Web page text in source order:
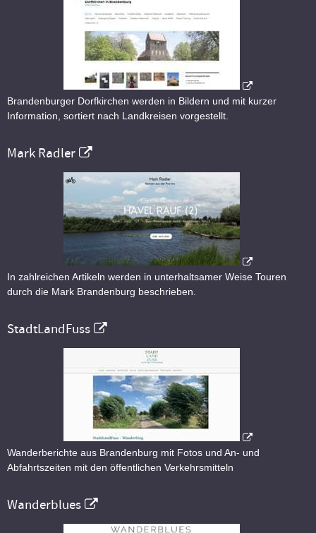
Brandenburger Dorfkirchen werden in Bildern und mit kurzer
Information, sortiert nach Landkreisen vorgestellt.
Mark Radler
In zahlreichen Artikeln werden in unterhaltsamer Weise Touren
durch die Mark Brandenburg beschrieben.
StadtLandFuss
Wanderberichte aus Brandenburg mit Fotos und An- und
Abfahrtszeiten mit den öffentlichen Verkehrsmitteln
Wanderblues